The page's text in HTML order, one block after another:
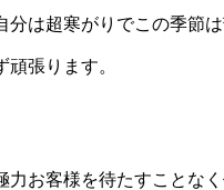
分は超寒がりでこの季節
張ります。
お客様を待たすことな